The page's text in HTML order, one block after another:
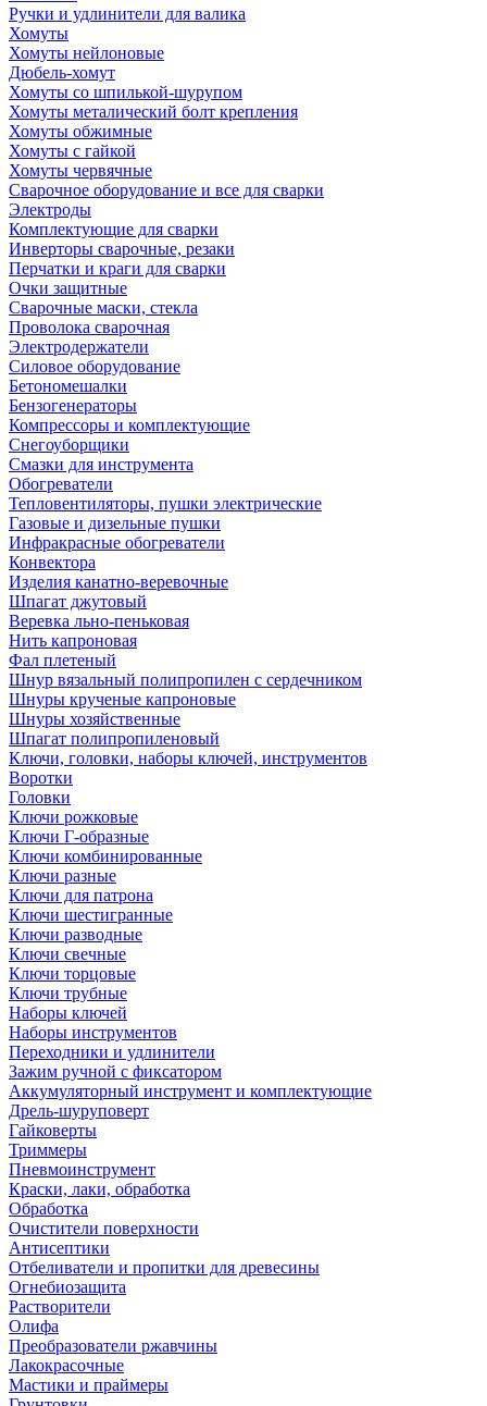
Ручки и удлинители для валика
Хомуты
Хомуты нейлоновые
Дюбель-хомут
Хомуты со шпилькой-шурупом
Хомуты металический болт крепления
Хомуты обжимные
Хомуты с гайкой
Хомуты червячные
Сварочное оборудование и все для сварки
Электроды
Комплектующие для сварки
Инверторы сварочные, резаки
Перчатки и краги для сварки
Очки защитные
Сварочные маски, стекла
Проволока сварочная
Электродержатели
Силовое оборудование
Бетономешалки
Бензогенераторы
Компрессоры и комплектующие
Снегоуборщики
Смазки для инструмента
Обогреватели
Тепловентиляторы, пушки электрические
Газовые и дизельные пушки
Инфракрасные обогреватели
Конвектора
Изделия канатно-веревочные
Шпагат джутовый
Веревка льно-пеньковая
Нить капроновая
Фал плетеный
Шнур вязальный полипропилен с сердечником
Шнуры крученые капроновые
Шнуры хозяйственные
Шпагат полипропиленовый
Ключи, головки, наборы ключей, инструментов
Воротки
Головки
Ключи рожковые
Ключи Г-образные
Ключи комбинированные
Ключи разные
Ключи для патрона
Ключи шестигранные
Ключи разводные
Ключи свечные
Ключи торцовые
Ключи трубные
Наборы ключей
Наборы инструментов
Переходники и удлинители
Зажим ручной с фиксатором
Аккумуляторный инструмент и комплектующие
Дрель-шуруповерт
Гайковерты
Триммеры
Пневмоинструмент
Краски, лаки, обработка
Обработка
Очистители поверхности
Антисептики
Отбеливатели и пропитки для древесины
Огнебиозащита
Растворители
Олифа
Преобразователи ржавчины
Лакокрасочные
Мастики и праймеры